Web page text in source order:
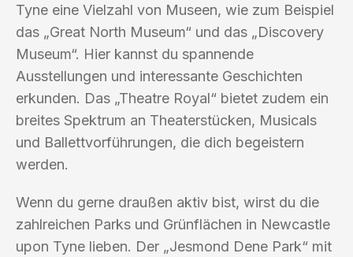
Tyne eine Vielzahl von Museen, wie zum Beispiel
das „Great North Museum“ und das „Discovery
Museum“. Hier kannst du spannende
Ausstellungen und interessante Geschichten
erkunden. Das „Theatre Royal“ bietet zudem ein
breites Spektrum an Theaterstücken, Musicals
und Ballettvorführungen, die dich begeistern
werden.
Wenn du gerne draußen aktiv bist, wirst du die
zahlreichen Parks und Grünflächen in Newcastle
upon Tyne lieben. Der „Jesmond Dene Park“ mit